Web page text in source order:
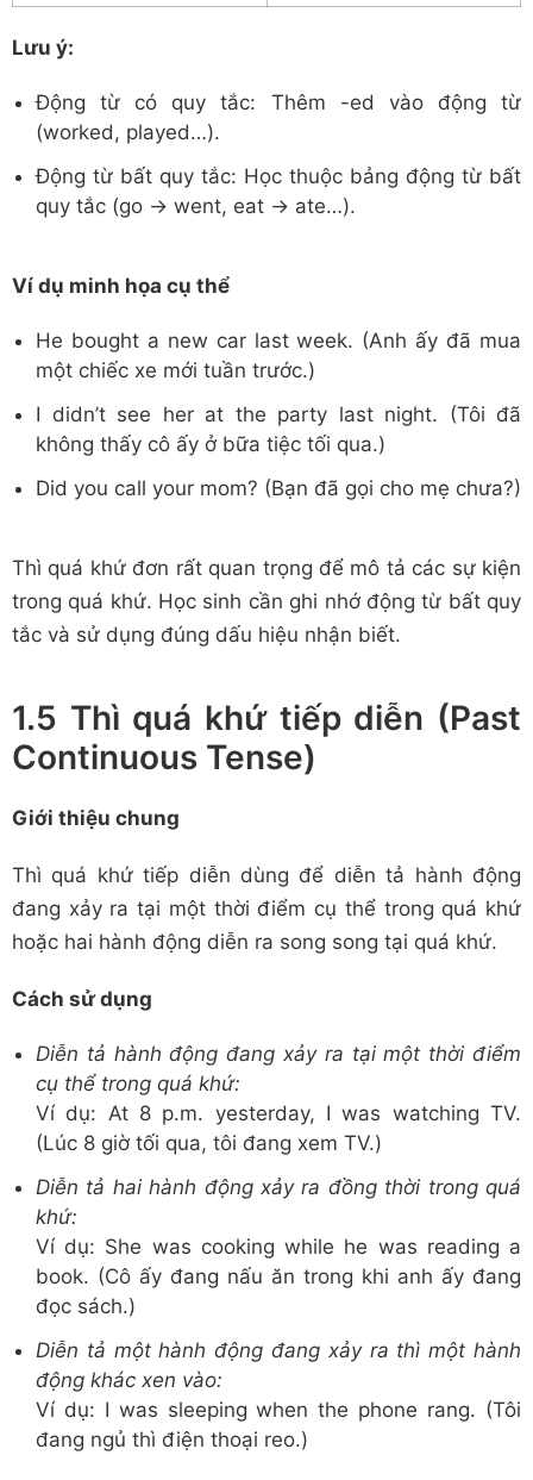
Lưu ý:
Động từ có quy tắc: Thêm -ed vào động từ
(worked, played…).
Động từ bất quy tắc: Học thuộc bảng động từ bất
quy tắc (go → went, eat → ate…).
Ví dụ minh họa cụ thể
He bought a new car last week. (Anh ấy đã mua
một chiếc xe mới tuần trước.)
I didn’t see her at the party last night. (Tôi đã
không thấy cô ấy ở bữa tiệc tối qua.)
Did you call your mom? (Bạn đã gọi cho mẹ chưa?)
Thì quá khứ đơn rất quan trọng để mô tả các sự kiện
trong quá khứ. Học sinh cần ghi nhớ động từ bất quy
tắc và sử dụng đúng dấu hiệu nhận biết.
1.5 Thì quá khứ tiếp diễn (Past
Continuous Tense)
Giới thiệu chung
Thì quá khứ tiếp diễn dùng để diễn tả hành động
đang xảy ra tại một thời điểm cụ thể trong quá khứ
hoặc hai hành động diễn ra song song tại quá khứ.
Cách sử dụng
Diễn tả hành động đang xảy ra tại một thời điểm
cụ thể trong quá khứ:
Ví dụ: At 8 p.m. yesterday, I was watching TV.
(Lúc 8 giờ tối qua, tôi đang xem TV.)
Diễn tả hai hành động xảy ra đồng thời trong quá
khứ:
Ví dụ: She was cooking while he was reading a
book. (Cô ấy đang nấu ăn trong khi anh ấy đang
đọc sách.)
Diễn tả một hành động đang xảy ra thì một hành
động khác xen vào:
Ví dụ: I was sleeping when the phone rang. (Tôi
đang ngủ thì điện thoại reo.)